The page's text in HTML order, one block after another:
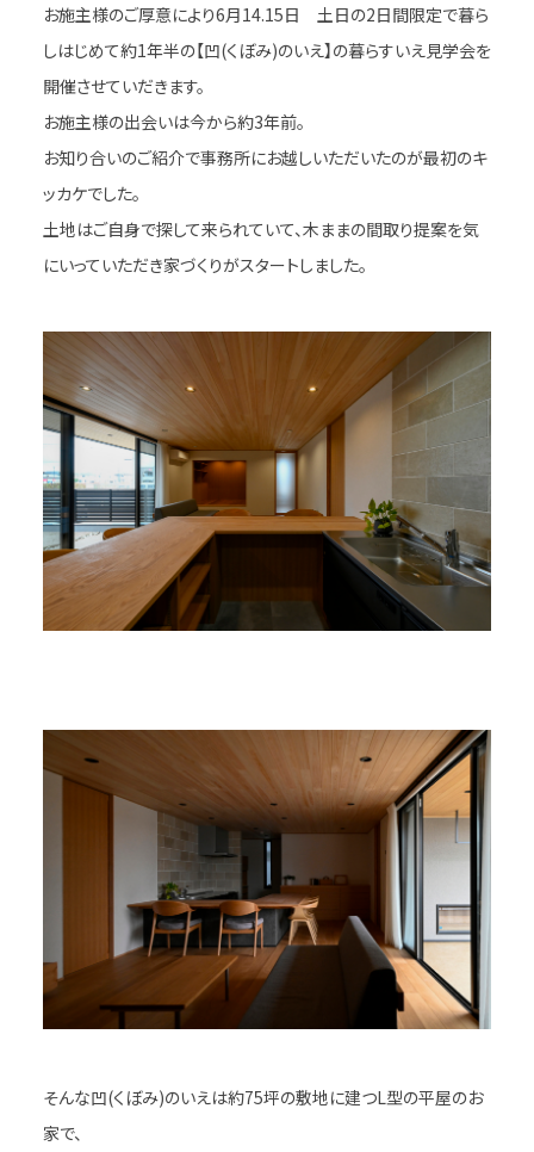
お施主様のご厚意により6月14.15日 土日の2日間限定で暮ら
しはじめて約1年半の【凹(くぼみ)のいえ】の暮らすいえ見学会を
開催させていだきます。
お施主様の出会いは今から約3年前。
お知り合いのご紹介で事務所にお越しいただいたのが最初のキ
ッカケでした。
土地はご自身で探して来られていて、木ままの間取り提案を気
にいっていただき家づくりがスタートしました。
そんな凹(くぼみ)のいえは約75坪の敷地に建つL型の平屋のお
家で、